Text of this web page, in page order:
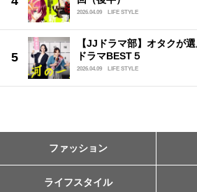
2026.04.09 LIFE STYLE
【JJドラマ部】オタクが
ドラマBEST５
2026.04.09 LIFE STYLE
ファッション
ライフスタイル